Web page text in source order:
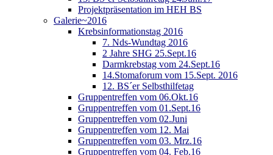
Projektpräsentation im HEH BS
Galerie~2016
Krebsinformationstag 2016
7. Nds-Wundtag 2016
2 Jahre SHG 25.Sept.16
Darmkrebstag vom 24.Sept.16
14.Stomaforum vom 15.Sept. 2016
12. BS´er Selbsthilfetag
Gruppentreffen vom 06.Okt.16
Gruppentreffen vom 01.Sept.16
Gruppentreffen vom 02.Juni
Gruppentreffen vom 12. Mai
Gruppentreffen vom 03. Mrz.16
Gruppentreffen vom 04. Feb.16